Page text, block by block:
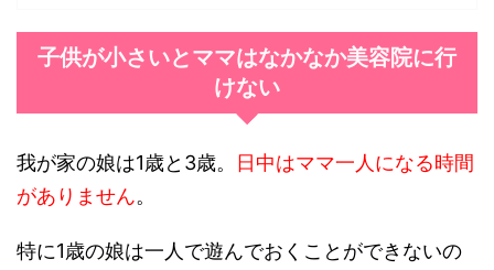
子供が小さいとママはなかなか美容院に行
けない
我が家の娘は1歳と3歳。 日中はママ一人になる時間
がありません。
特に1歳の娘は一人で遊んでおくことができないの